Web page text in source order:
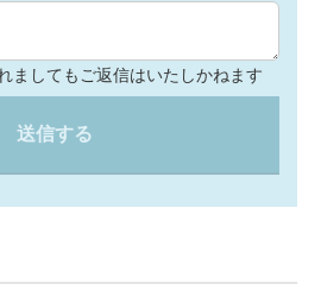
ましてもご返信はいたしかねます
送信する